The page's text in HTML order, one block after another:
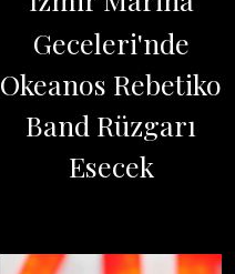
Geceleri'nde
Okeanos Rebetiko
Band Rüzgarı
Esecek